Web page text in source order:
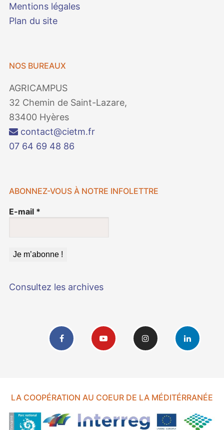
Mentions légales
Plan du site
NOS BUREAUX
AGRICAMPUS
32 Chemin de Saint-Lazare,
83400 Hyères
contact@cietm.fr
07 64 69 48 86
ABONNEZ-VOUS À NOTRE INFOLETTRE
E-mail *
Consultez les archives
LA COOPÉRATION AU COEUR DE LA MÉDITÉRRANÉE